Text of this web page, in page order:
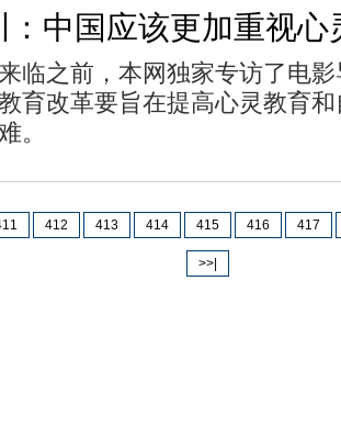
：中国应该更加重视心
临之前，本网独家专访了电
育改革要旨在提高心灵教育
。
412 413 414 415 416 417
>>|